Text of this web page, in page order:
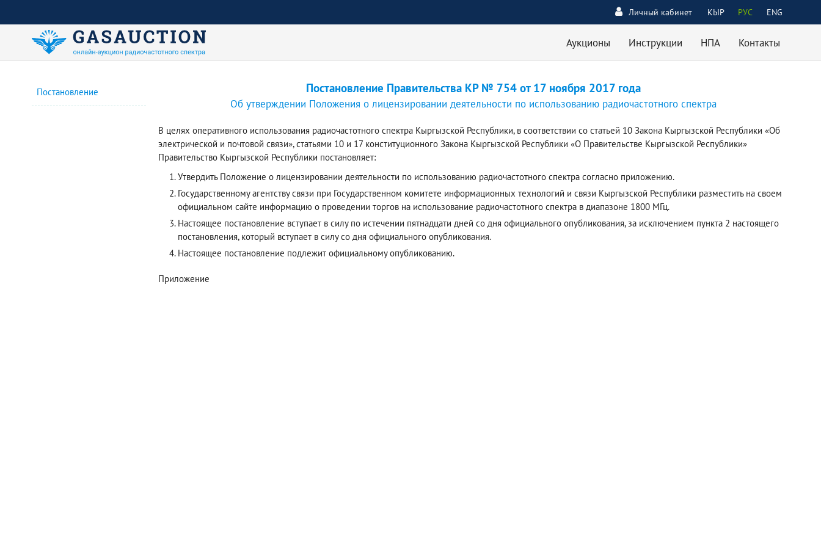
КЫР РУС ENG
Личный кабинет
Аукционы Инструкции НПА Контакты
Постановление Постановление Правительства КР № 754 от 17 ноября 2017 года
Об утверждении Положения о лицензировании деятельности по использованию радиочастотного спектра
В целях оперативного использования радиочастотного спектра Кыргызской Республики, в соответствии со статьей 10 Закона Кыргызской Республики «Об
электрической и почтовой связи», статьями 10 и 17 конституционного Закона Кыргызской Республики «О Правительстве Кыргызской Республики»
Правительство Кыргызской Республики постановляет:
Утвердить Положение о лицензировании деятельности по использованию радиочастотного спектра согласно приложению.
Государственному агентству связи при Государственном комитете информационных технологий и связи Кыргызской Республики разместить на своем
официальном сайте информацию о проведении торгов на использование радиочастотного спектра в диапазоне 1800 МГц.
Настоящее постановление вступает в силу по истечении пятнадцати дней со дня официального опубликования, за исключением пункта 2 настоящего
постановления, который вступает в силу со дня официального опубликования.
Настоящее постановление подлежит официальному опубликованию.
Приложение